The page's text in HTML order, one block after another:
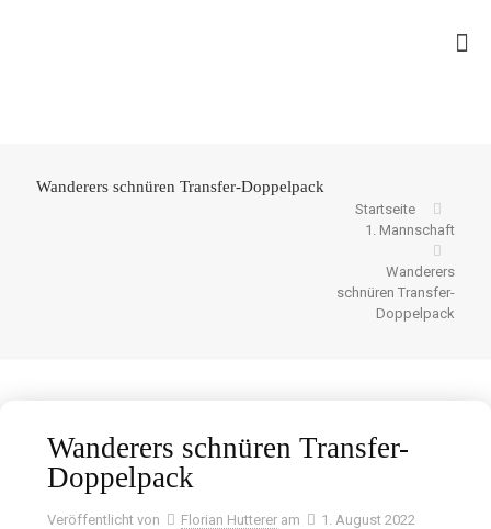
Wanderers schnüren Transfer-Doppelpack
Startseite
1. Mannschaft
Wanderers
schnüren Transfer-
Doppelpack
Wanderers schnüren Transfer-
Doppelpack
Veröffentlicht von Florian Hutterer am 1. August 2022